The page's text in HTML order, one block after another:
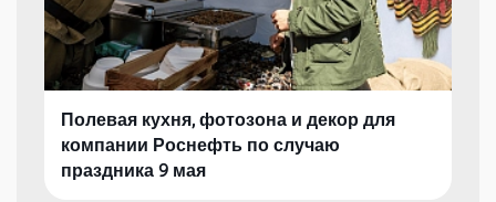
Полевая кухня, фотозона и декор для
компании Роснефть по случаю
праздника 9 мая